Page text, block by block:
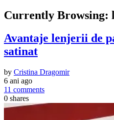
Currently Browsing:
Avantaje lenjerii de
satinat
by Cristina Dragomir
6 ani ago
11 comments
0 shares